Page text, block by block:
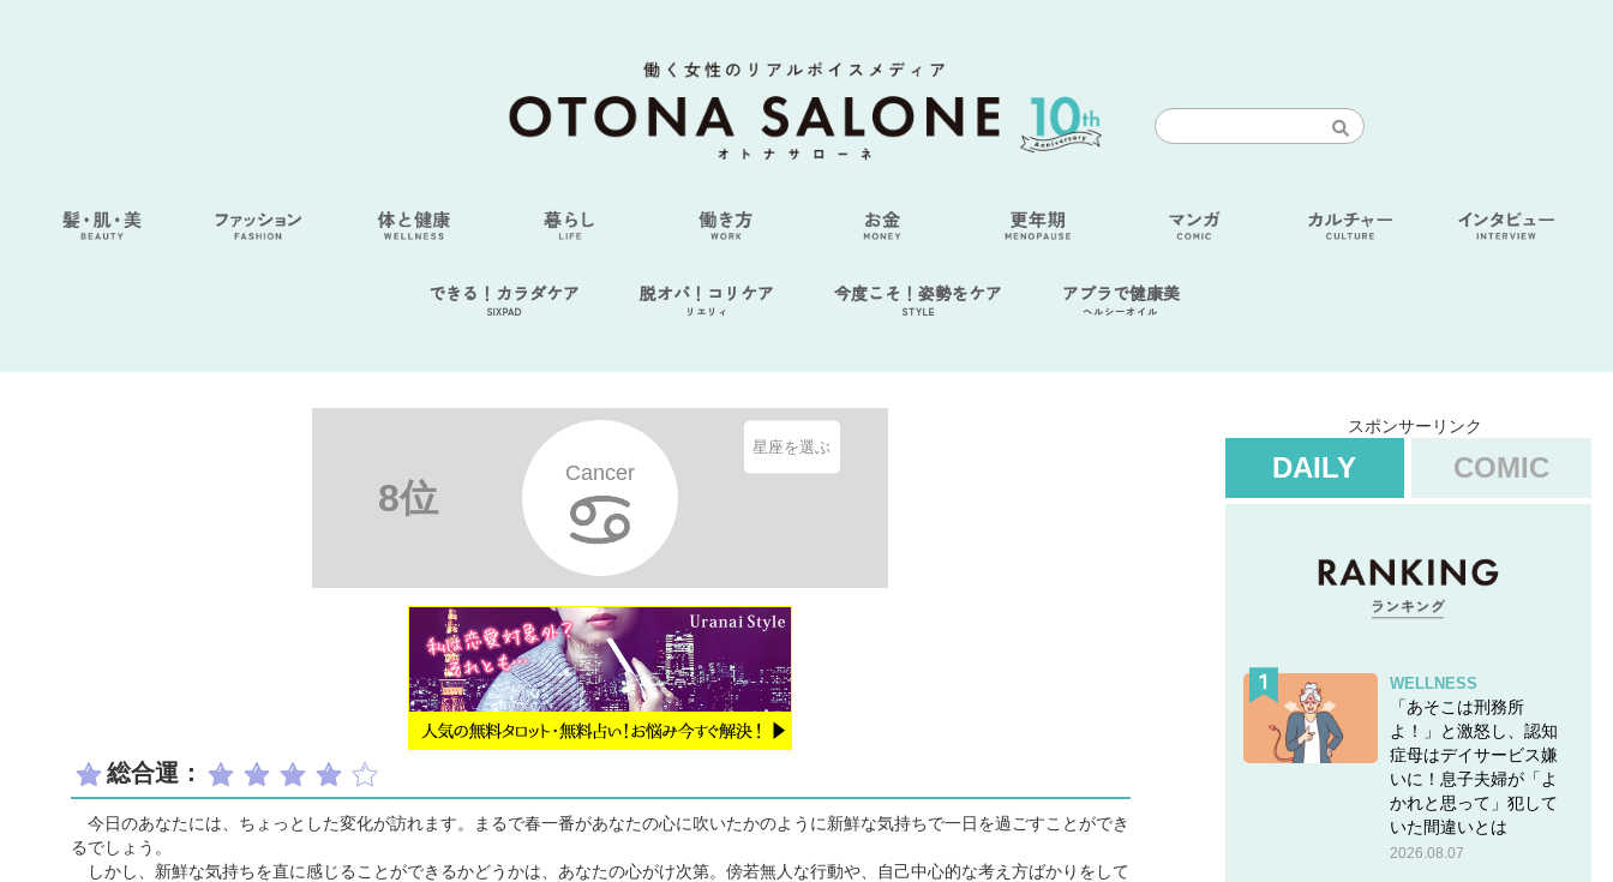
できる！カラダケア
SIXPAD
脱オバ！コリケア
リエリィ
今度こそ！姿勢をケア
STYLE
アブラで健康美
ヘルシーオイル
8位
Cancer
星座を選ぶ
総合運：
今日のあなたには、ちょっとした変化が訪れます。まるで春一番があなたの心に吹いたかのように新鮮な気持ちで一日を過ごすことができ
るでしょう。
しかし、新鮮な気持ちを直に感じることができるかどうかは、あなたの心がけ次第。傍若無人な行動や、自己中心的な考え方ばかりをして
スポンサーリンク
DAILY COMIC
WELLNESS
「あそこは刑務所
よ！」と激怒し、認知
症母はデイサービス嫌
いに！息子夫婦が「よ
かれと思って」犯して
いた間違いとは
2026.08.07